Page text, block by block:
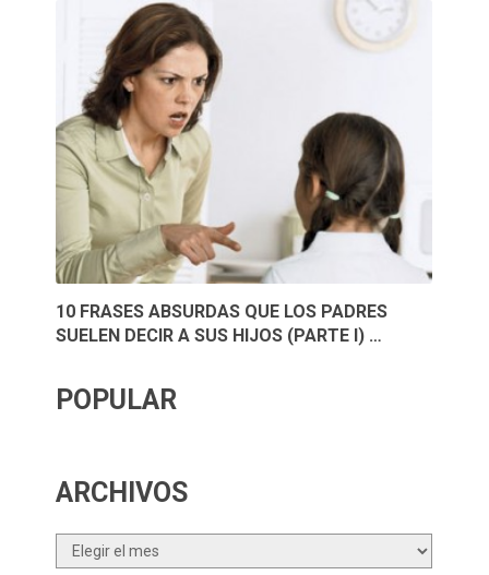
10 FRASES ABSURDAS QUE LOS PADRES
SUELEN DECIR A SUS HIJOS (PARTE I) …
POPULAR
ARCHIVOS
Archivos